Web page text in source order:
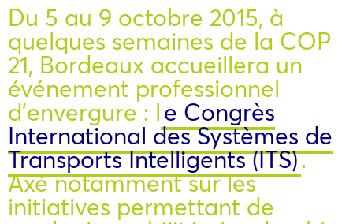
Du 5 au 9 octobre 2015, à
quelques semaines de la COP
21, Bordeaux accueillera un
événement professionnel
d’envergure : le Congrès
International des Systèmes de
Transports Intelligents (ITS).
Axé notamment sur les
initiatives permettant de